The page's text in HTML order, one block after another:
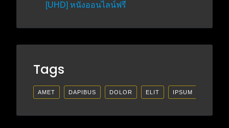
[UHD] หนังออนไลน์ฟรี
Tags
AMET DAPIBUS DOLOR ELIT IPSUM